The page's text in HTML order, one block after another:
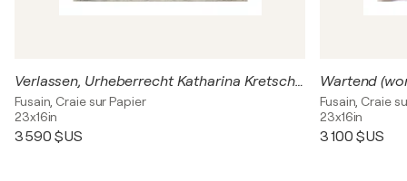
Verlassen, Urheberrecht Katharina Kretschmer
Fusain, Craie sur Papier
23x16in
3 590 $US
Fusain, Craie
23x16in
3 100 $US